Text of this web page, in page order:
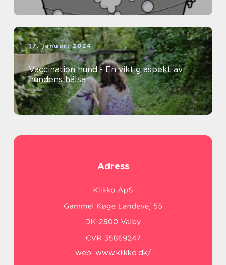
17. januari 2024
Vaccination hund - En viktig aspekt av
hundens hälsa
Adress
web: www.klikko.dk/